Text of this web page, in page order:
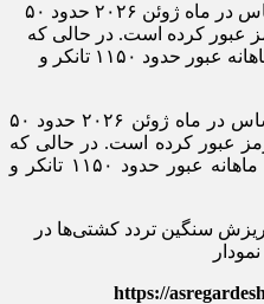
به گزارش اقتصادآنلاین، بر این اساس در ماه ژوئن ۲۰۲۶ حدود ۵۰
تنگه هرمز عبور کرده است. در حالی که
شش ماه قبل، در دسامبر ۲۰۲۵ ماهانه عبور حدود ۱۱۵۰ تانکر و
به گزارش اقتصادآنلاین، بر این اساس در ماه ژوئن ۲۰۲۶ حدود ۵۰
از تنگه هرمز عبور کرده است. در حالی که
شش ماه قبل، در دسامبر ۲۰۲۵ ماهانه عبور حدود ۱۱۵۰ تانکر و
https://